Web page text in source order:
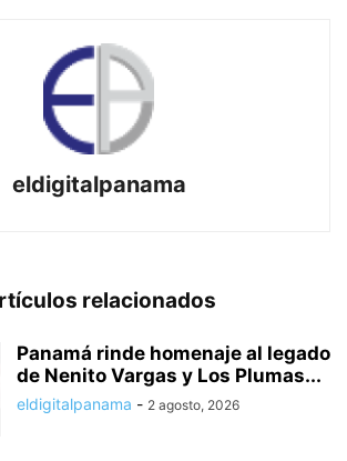
eldigitalpanama
relacionados
Panamá rinde homenaje al legado
de Nenito Vargas y Los Plumas...
eldigitalpanama - 2 agosto, 2026